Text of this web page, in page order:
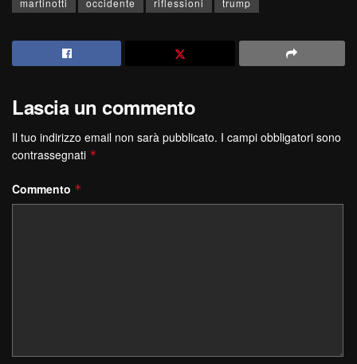
Lascia un commento
Il tuo indirizzo email non sarà pubblicato. I campi obbligatori sono
contrassegnati *
Commento *